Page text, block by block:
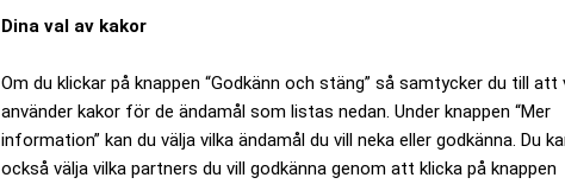
Dina val av kakor
Om du klickar på knappen “Godkänn och stäng” så samtycker du till att
använder kakor för de ändamål som listas nedan. Under knappen “Mer
information” kan du välja vilka ändamål du vill neka eller godkänna. Du
också välja vilka partners du vill godkänna genom att klicka på knappen